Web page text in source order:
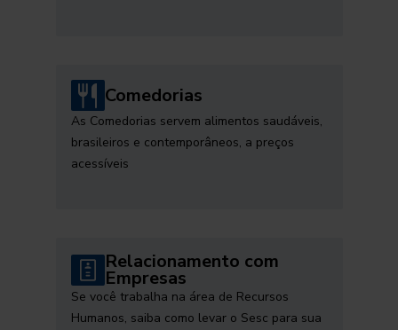
Comedorias
As Comedorias servem alimentos saudáveis,
brasileiros e contemporâneos, a preços
acessíveis
Relacionamento com
Empresas
Se você trabalha na área de Recursos
Humanos, saiba como levar o Sesc para sua